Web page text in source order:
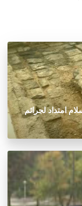
امتداد لجرائم